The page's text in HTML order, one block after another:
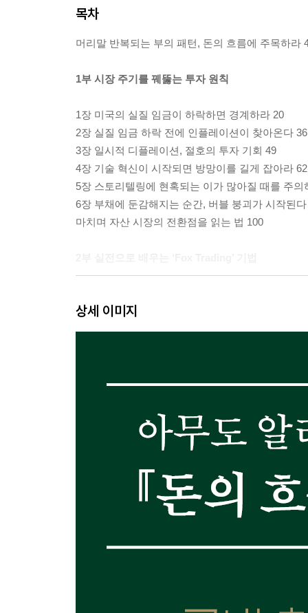
목차
머리말 반복되는 부의 패턴, 돈의 흐름에 주목하라
1부 시장 주기를 꿰뚫는 투자 원칙
1장 미국의 실질 임금이 하락하면 경계하라 20
2장 실질 임금 하락 전에 인플레이션이 찾아온다 36
3장 일시적 디플레이션, 절호의 투자 기회 49
4장 기술 혁신이 시작되면 방망이를 길게 잡아라 62
5장 스토리텔링에 현혹되는 이가 많아질 때를 주의
6장 부채에 둔감해지는 순간, 버블 붕괴가 시작된
마치며 자산 시장의 전환점을 읽는 법 100
2장 1990년 일본, 대공황의 교훈은 어떻게 잊혔는
3장 닷컴 버블과 옐로스톤 산불 156
6장 ‘서울 집 한 채’신화의 허상과 진실 201
특별 부록 홍춘욱 박사의 트럼프 시대 투자 전망
상세 이미지